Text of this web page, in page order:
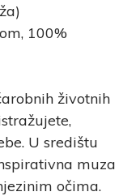
100%
životnih
U središtu
muza
očima.